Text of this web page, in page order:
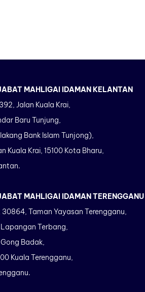
MAHLIGAI IDAMAN KELANTAN
Jalan Kuala Krai,
Baru Tunjung,
Bank Islam Tunjong),
Kuala Krai, 15100 Kota Bharu,
MAHLIGAI IDAMAN TERENGGANU
Taman Yayasan Terengganu,
Lapangan Terbang,
Gong Badak,
Kuala Terengganu,